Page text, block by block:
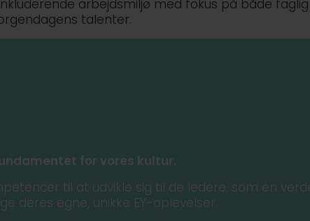
arbejdsmiljø med fokus på både
talenter.
for vores kultur.
til at udvikle sig til de ledere, som en
deres egne, unikke EY-oplevelser.